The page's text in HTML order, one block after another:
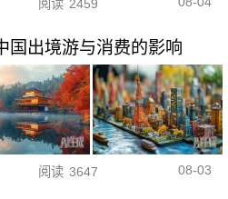
阅读 2459
国出境游与消费的影响
阅读 3647 08-03